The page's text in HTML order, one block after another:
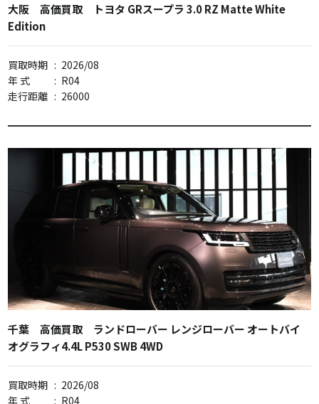
大阪 高価買取 トヨタ GRスープラ 3.0 RZ Matte White
Edition
買取時期 : 2026/08
年 式
: R04
走行距離 : 26000
千葉 高価買取 ランドローバー レンジローバー オートバイ
オグラフィ4.4L P530 SWB 4WD
買取時期 : 2026/08
年 式
: R04